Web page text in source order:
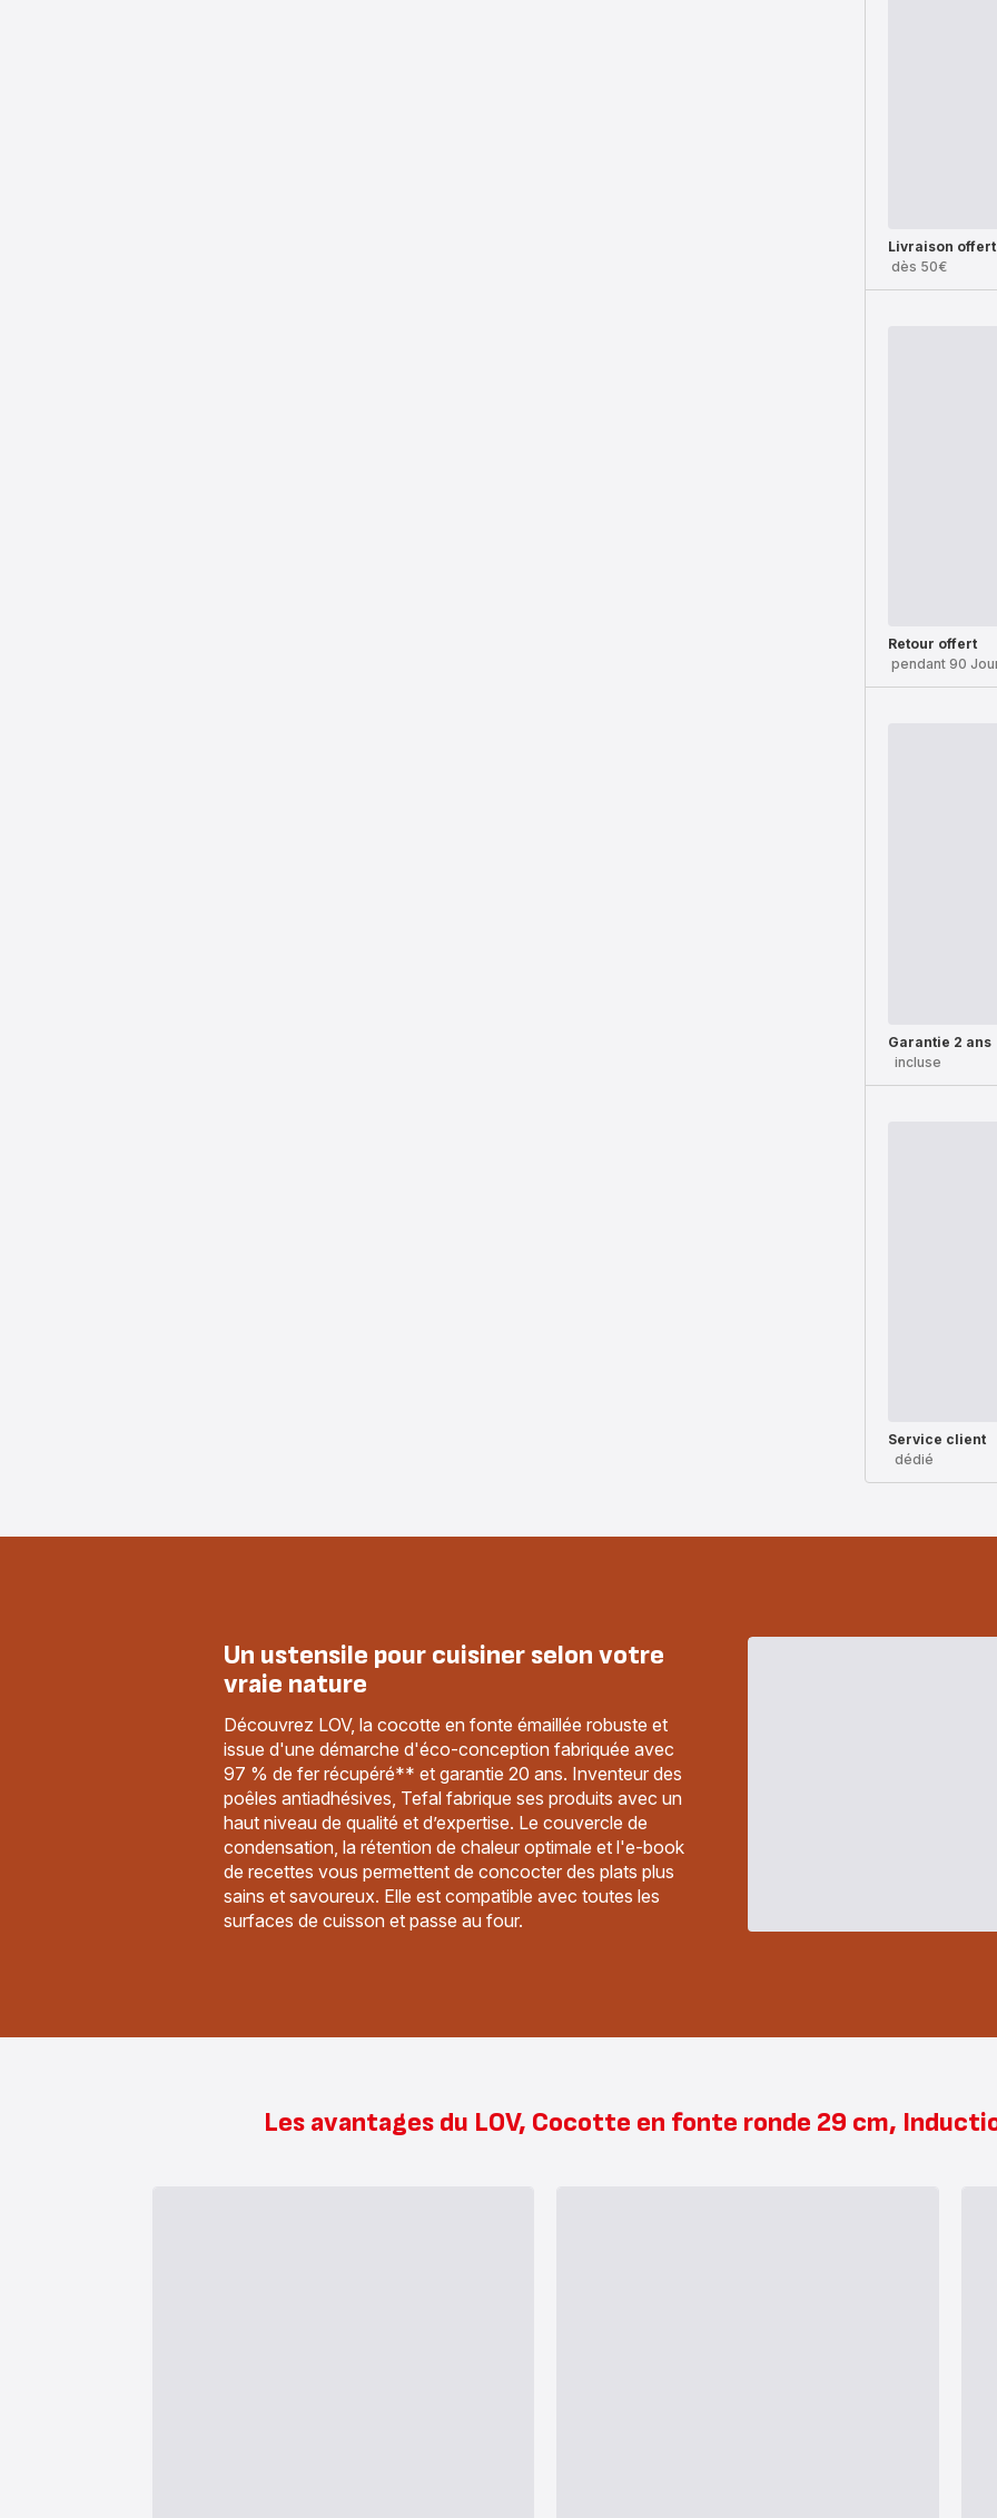
Livraison
dès 50€
Retour offert
pendant 90
Garantie 2 ans
incluse
Service client
dédié
Un ustensile pour cuisiner selon votre
vraie nature
Découvrez LOV, la cocotte en fonte émaillée robuste et
issue d'une démarche d'éco-conception fabriquée avec
97 % de fer récupéré** et garantie 20 ans. Inventeur des
poêles antiadhésives, Tefal fabrique ses produits avec un
haut niveau de qualité et d’expertise. Le couvercle de
condensation, la rétention de chaleur optimale et l'e-book
de recettes vous permettent de concocter des plats plus
sains et savoureux. Elle est compatible avec toutes les
surfaces de cuisson et passe au four.
Les avantages du LOV, Cocotte en fonte ronde 29 cm,